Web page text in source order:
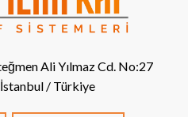
Ali Yılmaz Cd. No:27
/ Türkiye